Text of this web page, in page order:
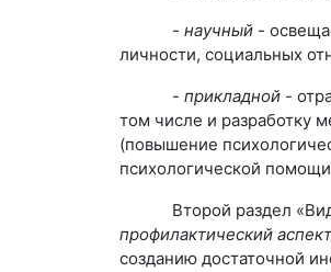
-научный -
личности, социальных
-прикладной -
том числе и разработку
(повышение
психологической
Второй раздел «Виды
профилактический аспект
созданию достаточной